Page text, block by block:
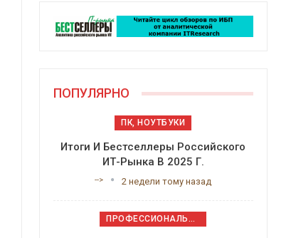
ПОПУЛЯРНО
ПК, НОУТБУКИ
Итоги И Бестселлеры Российского
ИТ-Рынка В 2025 Г.
--> 2 недели тому назад
ПРОФЕССИОНАЛЬНОЕ ПРИКЛАДНОЕ ПО